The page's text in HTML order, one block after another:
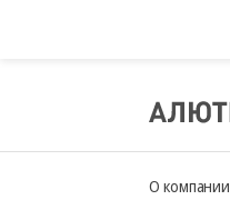
О компании